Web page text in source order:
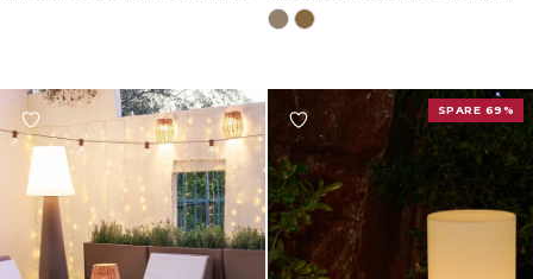
Opak-
taupe
Opak-
Weiss
SPARE 69%